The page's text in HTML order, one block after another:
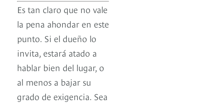
Es tan claro que no vale
la pena ahondar en este
punto. Si el dueño lo
invita, estará atado a
hablar bien del lugar, o
al menos a bajar su
grado de exigencia. Sea